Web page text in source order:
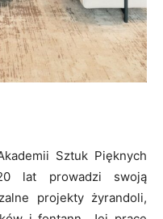
Sztuk Pięknych
lat prowadzi swoją
projekty żyrandoli,